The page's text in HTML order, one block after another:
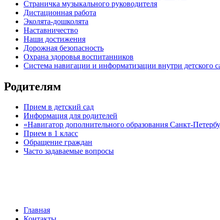
Страничка музыкального руководителя
Дистационная работа
Эколята-дошколята
Наставничество
Наши достижения
Дорожная безопасность
Охрана здоровья воспитанников
Система навигации и информатизации внутри детского
Родителям
Прием в детский сад
Информация для родителей
«Навигатор дополнительного образования Санкт-
Прием в 1 класс
Обращение граждан
Часто задаваемые вопросы
Главная